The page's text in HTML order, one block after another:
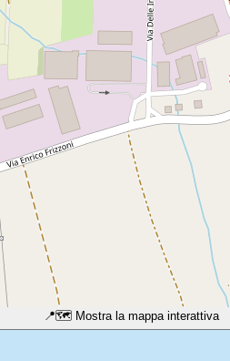
📍🗺️ Mostra la mappa interattiva